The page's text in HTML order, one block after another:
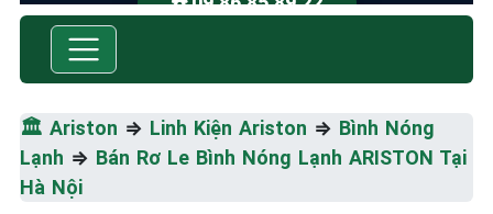
🏛️ Ariston ⇒ Linh Kiện Ariston ⇒ Bình Nóng
Lạnh ⇒ Bán Rơ Le Bình Nóng Lạnh ARISTON Tại
Hà Nội